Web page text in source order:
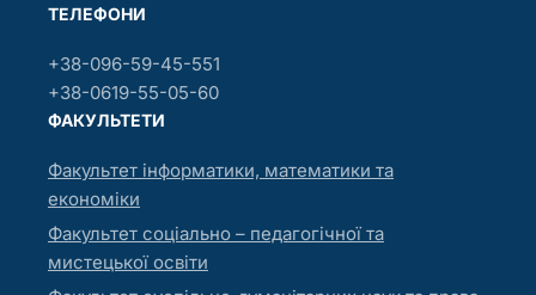
ТЕЛЕФОНИ
+38-096-59-45-551
+38-0619-55-05-60
ФАКУЛЬТЕТИ
Факультет інформатики, математики та
економіки
Факультет соціально – педагогічної та
мистецької освіти